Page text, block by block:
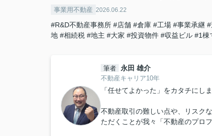
事業用不動産 2026.06.22
#R&D不動産事務所 #店舗 #倉庫 #工場 #事業承継
地 #相続税 #地主 #大家 #投資物件 #収益ビル #1棟
筆者 永田 雄介
不動産キャリア10年
「任せてよかった」をカタチにしま
不動産取引の難しい点や、リスク
ただくことが我々「不動産のプロ